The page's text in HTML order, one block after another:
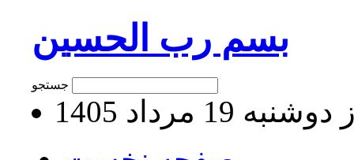
بسم رب الحسین
19 مرداد 1405